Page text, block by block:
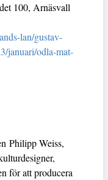
100, Arnäsvall
lan/gustav-
januari/odla-mat-
Philipp Weiss,
för att producera